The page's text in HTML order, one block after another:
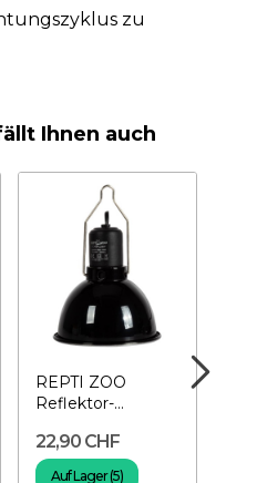
zu
Ihnen auch
REPTI ZOO
Reflektor-
Ø14 cm –...
22,90 CHF
Auf Lager (5)